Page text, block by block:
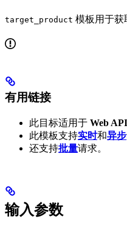
target_product 模板用于获
有用链接
此目标适用于 Web
此模板支持实时和异步
还支持批量请求。
输入参数